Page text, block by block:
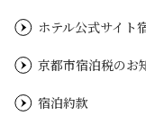
ホテル公式サイト
京都市宿泊税のお
宿泊約款